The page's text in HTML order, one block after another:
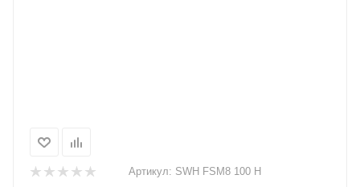
Артикул: SWH FSM8 100 H